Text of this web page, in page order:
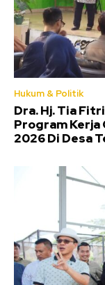
Hukum & Politik
Dra. Hj. Tia
Program Kerja
2026 Di Desa